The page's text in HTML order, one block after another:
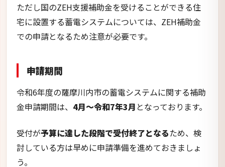
受付が予算に達した段階で受付終了となるため、検
討している方は早めに申請準備を進めておきましょ
う。